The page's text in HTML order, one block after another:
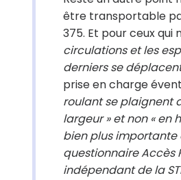
être transportable
375. Et pour ceux qui
circulations et les
derniers se
prise en charge
roulant se plaignent
largeur » et non « en
bien plus importante
questionnaire Accès
indépendant de la